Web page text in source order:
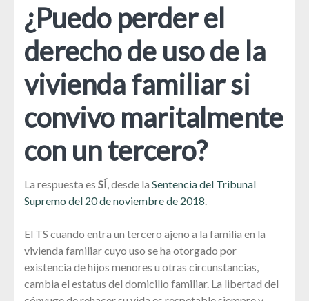
¿Puedo perder el
derecho de uso de la
vivienda familiar si
convivo maritalmente
con un tercero?
La respuesta es SÍ , desde la Sentencia del Tribunal
Supremo del 20 de noviembre de 2018
El TS cuando entra un tercero ajeno a la familia en la
vivienda familiar cuyo uso se ha otorgado por
existencia de hijos menores u otras circunstancias,
cambia el estatus del domicilio familiar. La libertad del